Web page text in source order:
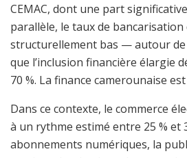
CEMAC, dont une part
parallèle, le taux de bancarisation
structurellement bas — autour de
que l’inclusion financière élargie
70 %. La finance camerounaise
Dans ce contexte, le commerce
à un rythme estimé entre 25 % et
abonnements numériques, la